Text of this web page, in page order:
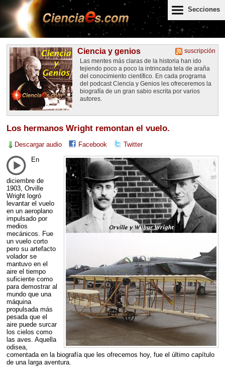
Secciones
suscripción
Ciencia y genios
Las mentes más claras de la historia han ido
tejiendo poco a poco la intrincada tela de araña
del conocimiento científico. En cada programa
del podcast Ciencia y Genios les ofreceremos la
biografía de un gran sabio escrita por varios
autores.
Los hermanos Wright remontan el vuelo.
Descargar audio Facebook Twitter
En
diciembre de
1903, Orville
Wright logró
levantar el vuelo
en un aeroplano
impulsado por
medios
mecánicos. Fue
un vuelo corto
pero su artefacto
volador se
mantuvo en el
aire el tiempo
suficiente como
para demostrar al
mundo que una
máquina
propulsada más
pesada que el
aire puede surcar
los cielos como
las aves. Aquella
odisea,
comentada en la biografía que les ofrecemos hoy, fue el último capítulo
de una larga aventura.